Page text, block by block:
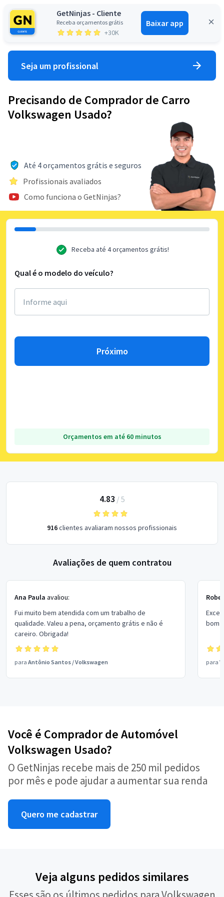
GetNinjas - Cliente
Receba orçamentos grátis
+30K
Baixar app
Entrar
Seja um profissional
Precisando de Comprador de Carro
Volkswagen Usado?
Até 4 orçamentos grátis e seguros
Profissionais avaliados
Como funciona o GetNinjas?
Receba até 4 orçamentos grátis!
Qual é o modelo do veículo?
Próximo
Orçamentos em até 60 minutos
4.83 / 5
916clientes avaliaram nossos profissionais
Avaliações de quem contratou
Ana Paula avaliou:
Fui muito bem atendida com um trabalho de
qualidade. Valeu a pena, orçamento grátis e não é
careiro. Obrigada!
para Antônio Santos /Volkswagen
bom
para
Você é Comprador de Automóvel
Volkswagen Usado?
O GetNinjas recebe mais de 250 mil pedidos
por mês e pode ajudar a aumentar sua renda
Quero me cadastrar
Veja alguns pedidos similares